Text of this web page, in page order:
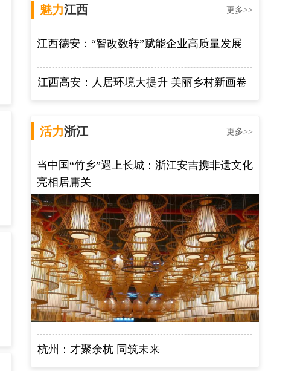
魅力江西 更多>>
江西德安：“智改数转”赋能企业高质量发展
江西高安：人居环境大提升 美丽乡村新画卷
活力浙江 更多>>
当中国“竹乡”遇上长城：浙江安吉携非遗文化
亮相居庸关
杭州：才聚余杭 同筑未来